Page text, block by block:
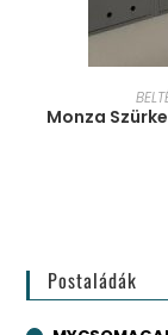
Monza
Postaládák